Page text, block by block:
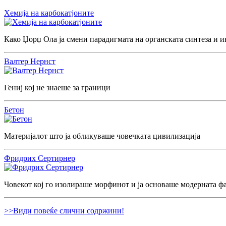
Хемија на карбокатјоните
Како Џорџ Ола ја смени парадигмата на органската синтеза и
Валтер Нернст
Гениј кој не знаеше за граници
Бетон
Материјалот што ја обликуваше човечката цивилизација
Фридрих Сертирнер
Човекот кој го изолираше морфинот и ја основаше модерната
>>Види повеќе слични содржини!